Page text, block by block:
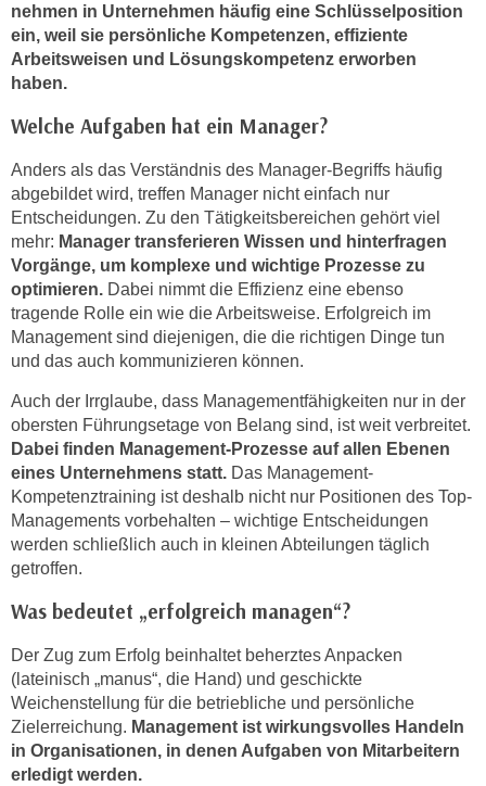
nehmen in Unternehmen häufig eine Schlüsselposition
ein, weil sie persönliche Kompetenzen, effiziente
Arbeitsweisen und Lösungskompetenz erworben
haben.
Welche Aufgaben hat ein Manager?
Anders als das Verständnis des Manager-Begriffs häufig
abgebildet wird, treffen Manager nicht einfach nur
Entscheidungen. Zu den Tätigkeitsbereichen gehört viel
mehr: Manager transferieren Wissen und hinterfragen
Vorgänge, um komplexe und wichtige Prozesse zu
optimieren. Dabei nimmt die Effizienz eine ebenso
tragende Rolle ein wie die Arbeitsweise. Erfolgreich im
Management sind diejenigen, die die richtigen Dinge tun
und das auch kommunizieren können.
Auch der Irrglaube, dass Managementfähigkeiten nur in der
obersten Führungsetage von Belang sind, ist weit verbreitet.
Dabei finden Management-Prozesse auf allen Ebenen
eines Unternehmens statt. Das Management-
Kompetenztraining ist deshalb nicht nur Positionen des Top-
Managements vorbehalten – wichtige Entscheidungen
werden schließlich auch in kleinen Abteilungen täglich
getroffen.
Was bedeutet „erfolgreich managen“?
Der Zug zum Erfolg beinhaltet beherztes Anpacken
(lateinisch „manus“, die Hand) und geschickte
Weichenstellung für die betriebliche und persönliche
Zielerreichung. Management ist wirkungsvolles Handeln
in Organisationen, in denen Aufgaben von Mitarbeitern
erledigt werden.
n
v
o
n
o
o
k
i
e
s
z
u
a
k
z
e
p
t
i
e
r
e
n
d
e
r
k
l